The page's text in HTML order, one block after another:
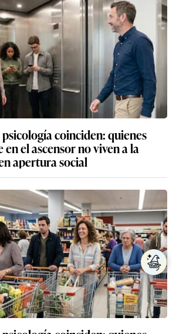
coinciden: quienes
el ascensor no viven a la
apertura social